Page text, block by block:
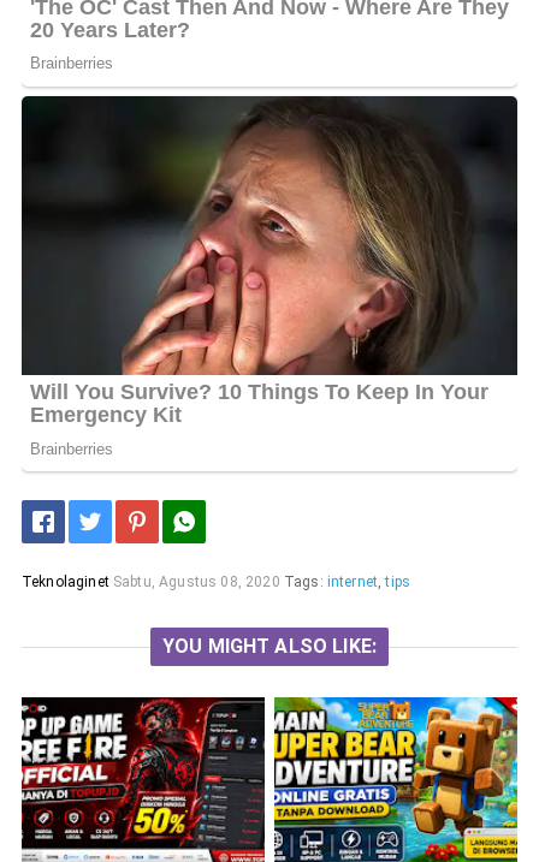
Teknolaginet Sabtu, Agustus 08, 2020 Tags: internet,tips
YOU MIGHT ALSO LIKE: